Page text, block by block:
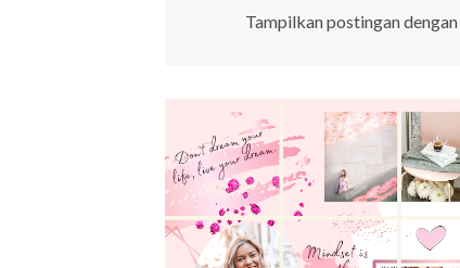
Tampilkan postingan